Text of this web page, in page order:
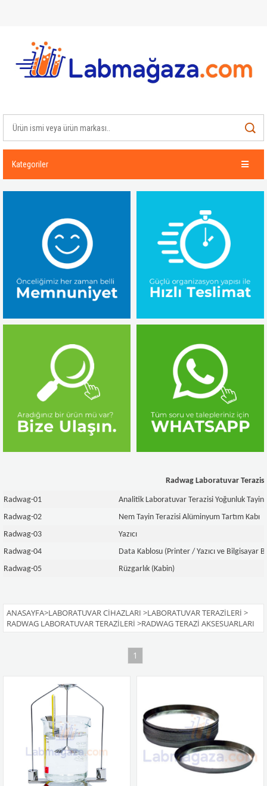
Kategoriler
Radwag Laboratuvar
Radwag-01
Analitik Laboratuvar Terazisi Yoğunluk Tayin
Radwag-02
Nem Tayin Terazisi Alüminyum Tartım Kabı
Radwag-03
Yazıcı
Radwag-04
Data Kablosu (Printer / Yazıcı ve Bilgisayar
Radwag-05
Rüzgarlık (Kabin)
ANASAYFA>LABORATUVAR CIHAZLARI >LABORATUVAR TERAZILERI >
RADWAG LABORATUVAR TERAZILERI >RADWAG TERAZI AKSESUARLARI
1